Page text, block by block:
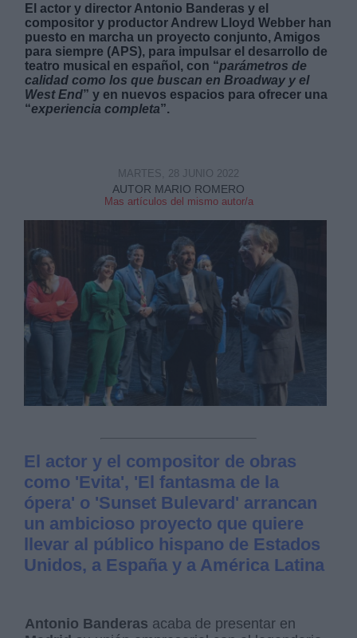
El actor y director Antonio Banderas y el
compositor y productor Andrew Lloyd Webber han
puesto en marcha un proyecto conjunto, Amigos
para siempre (APS), para impulsar el desarrollo de
teatro musical en español, con “parámetros de
calidad como los que buscan en Broadway y el
West End” y en nuevos espacios para ofrecer una
“experiencia completa”.
AUTOR MARIO ROMERO
Mas artículos del mismo autor/a
MARTES, 28 JUNIO 2022
El actor y el compositor de obras
como 'Evita', 'El fantasma de la
ópera' o 'Sunset Bulevard' arrancan
un ambicioso proyecto que quiere
llevar al público hispano de Estados
Unidos, a España y a América Latina
Antonio Banderas acaba de presentar en